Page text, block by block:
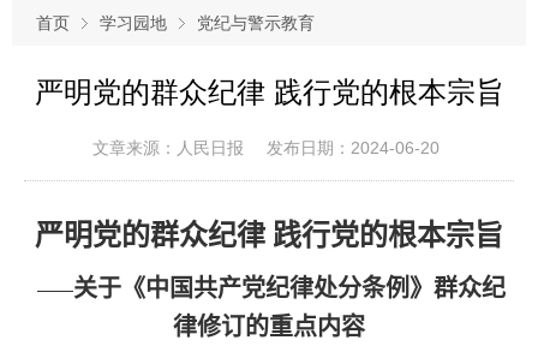
首页 学习园地 党纪与警示教育
严明党的群众纪律 践行党的根本宗旨
文章来源：人民日报 发布日期：2024-06-20
严明党的群众纪律 践行党的根本宗旨
——关于《中国共产党纪律处分条例》群众纪
律修订的重点内容